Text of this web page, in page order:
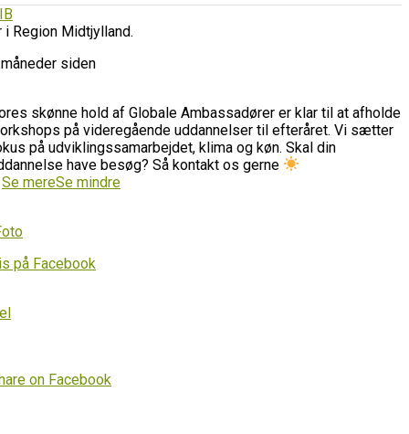
i Region Midtjylland.
siden
skønne hold af Globale Ambassadører er klar til at afholde
på videregående uddannelser til efteråret. Vi sætter
på udviklingssamarbejdet, klima og køn. Skal din
have besøg? Så kontakt os gerne
Se mereSe mindre
på Facebook
on Facebook